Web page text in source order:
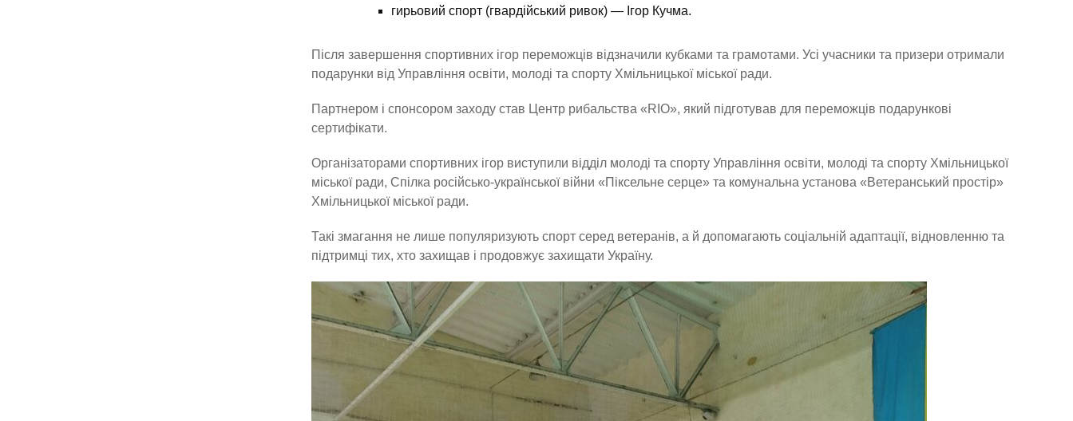
гирьовий спорт (гвардійський ривок) — Ігор Кучма.
Після завершення спортивних ігор переможців відзначили кубками та грамотами. Усі учасники та призери отримали
подарунки від Управління освіти, молоді та спорту Хмільницької міської ради.
Партнером і спонсором заходу став Центр рибальства «RIO», який підготував для переможців подарункові
сертифікати.
Організаторами спортивних ігор виступили відділ молоді та спорту Управління освіти, молоді та спорту Хмільницької
міської ради, Спілка російсько-української війни «Піксельне серце» та комунальна установа «Ветеранський простір»
Хмільницької міської ради.
Такі змагання не лише популяризують спорт серед ветеранів, а й допомагають соціальній адаптації, відновленню та
підтримці тих, хто захищав і продовжує захищати Україну.